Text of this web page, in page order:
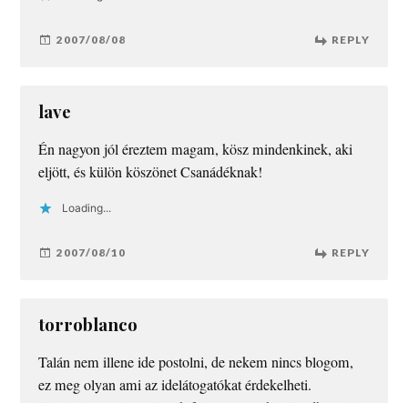
2007/08/08 REPLY
lave
Én nagyon jól éreztem magam, kösz mindenkinek, aki
eljött, és külön köszönet Csanádéknak!
Loading...
2007/08/10 REPLY
torroblanco
Talán nem illene ide postolni, de nekem nincs blogom,
ez meg olyan ami az idelátogatókat érdekelheti.